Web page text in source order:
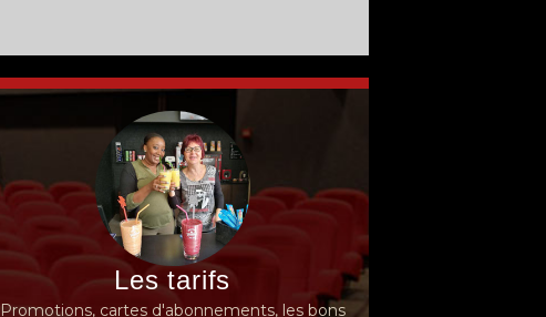
Les tarifs
Promotions, cartes d'abonnements, les bons